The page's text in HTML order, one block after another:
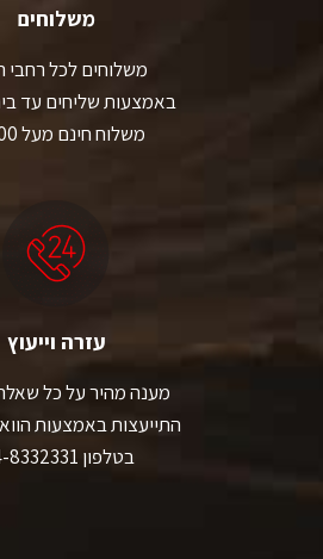
משלוחים
משלוחים לכל רחבי
באמצעות שליחים עד
משלוח חינם מעל 400 ₪
עזרה וייעוץ
מענה מהיר על כל
התייעצות באמצעות
בטלפון 04-8332331.